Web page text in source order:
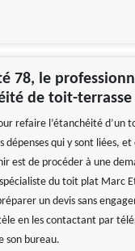
78, le
de toit-terrasse
refaire l’étanchéité d’un
qui y sont liées, et
est de procéder à une
du toit plat Marc
un devis sans
en les contactant par
son bureau.